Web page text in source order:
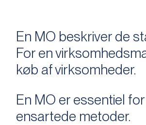
En MO beskriver de
For en
køb af virksomheder.
En MO er essentiel
ensartede metoder.